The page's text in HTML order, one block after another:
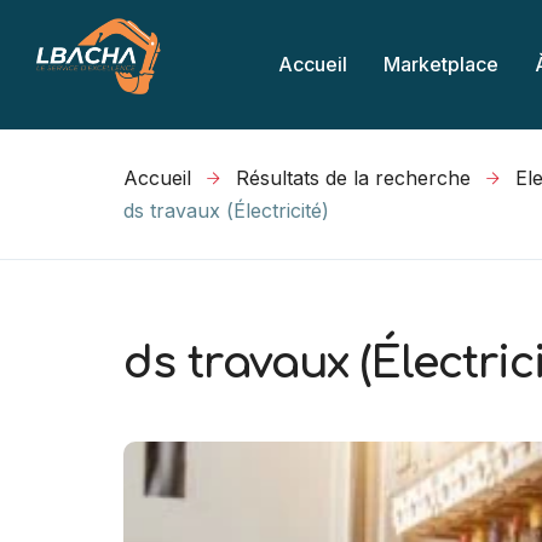
Accueil Marketplace
Accueil
Résultats de la recherche
ds travaux (Électricité)
ds travaux